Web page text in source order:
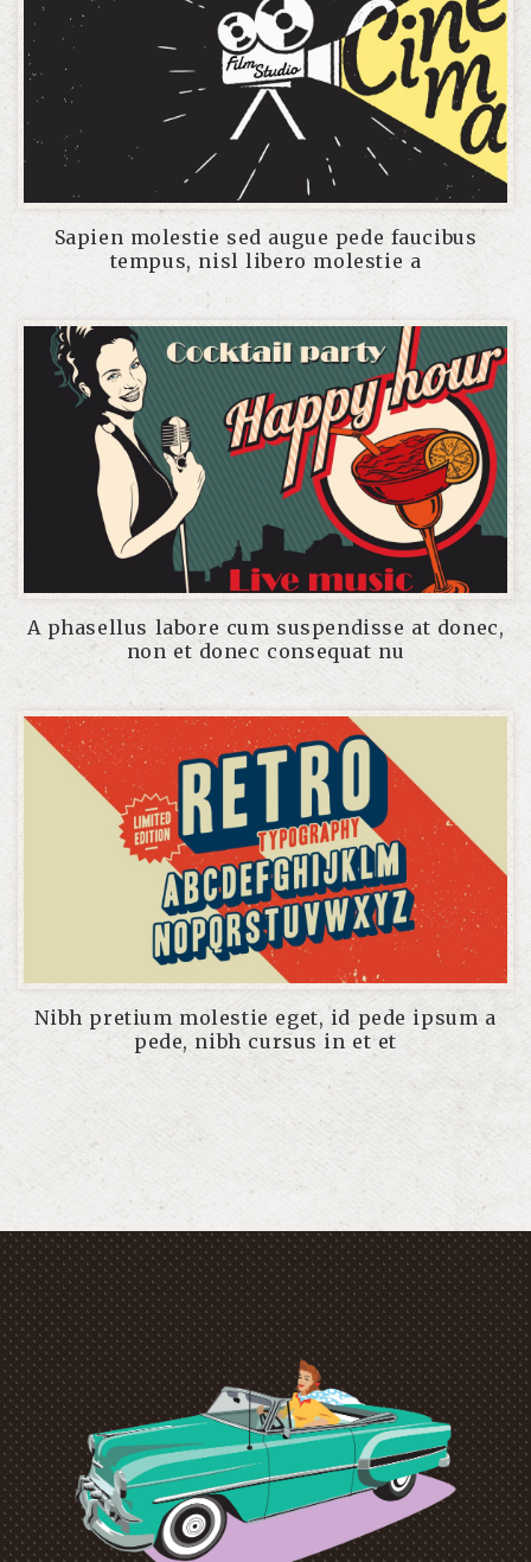
Sapien molestie sed augue pede faucibus
tempus, nisl libero molestie a
A phasellus labore cum suspendisse at donec,
non et donec consequat nu
Nibh pretium molestie eget, id pede ipsum a
pede, nibh cursus in et et